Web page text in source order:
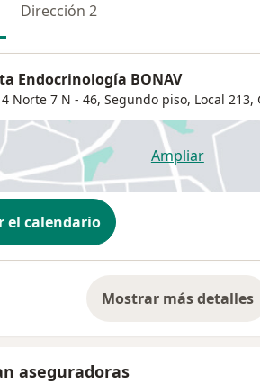
Dirección 2
Endocrinología BONAV
Norte 7 N - 46, Segundo piso, Local 213,
Ampliarse abre en
el calendario
Mostrar más detalles
sobre la
aseguradoras